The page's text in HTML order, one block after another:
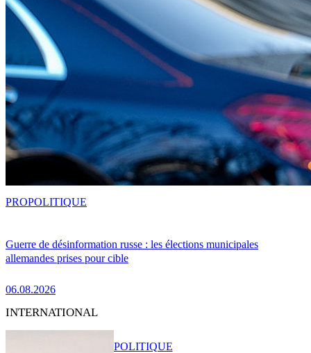
Guerre de désinformation russe : les élections municipales
allemandes prises pour cible
06.08.2026
PROPOLITIQUE
INTERNATIONAL
POLITIQUE